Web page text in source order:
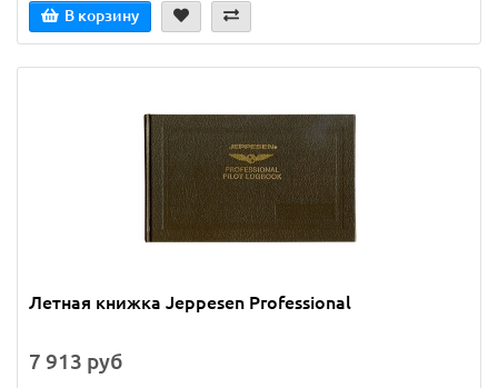
В корзину
Летная книжка Jeppesen Professional
7 913 руб